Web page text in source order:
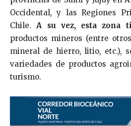
Occidental, y las Regiones
Chile. A su vez, esta zona
productos mineros (entre
mineral de hierro, litio, etc.),
variedades de productos
turismo.